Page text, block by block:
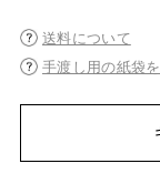
送料について
手渡し用の紙袋